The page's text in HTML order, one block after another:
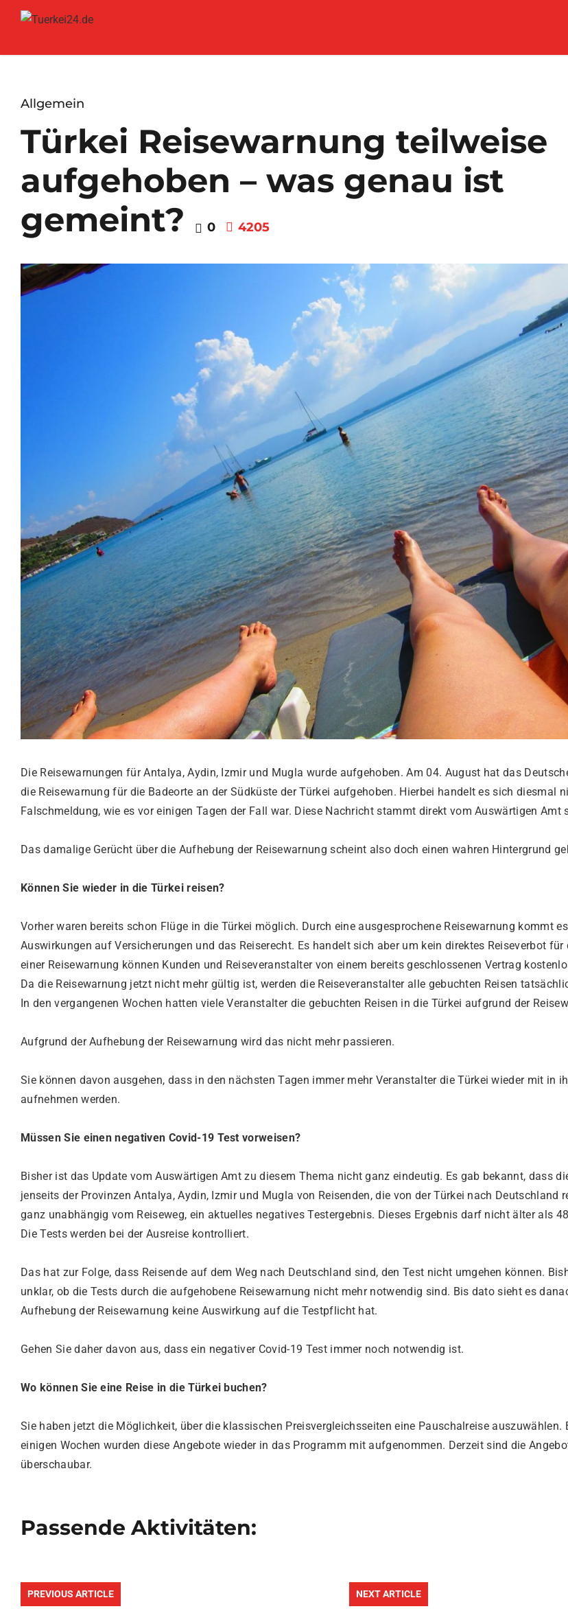
Allgemein
Türkei Reisewarnung teilweise
aufgehoben – was genau ist
gemeint?
0 4205
Die Reisewarnungen für Antalya, Aydin, Izmir und Mugla wurde aufgehoben. Am 04. August hat das
die Reisewarnung für die Badeorte an der Südküste der Türkei aufgehoben. Hierbei handelt es sich diesmal
Falschmeldung, wie es vor einigen Tagen der Fall war. Diese Nachricht stammt direkt vom Auswärtigen Amt
Das damalige Gerücht über die Aufhebung der Reisewarnung scheint also doch einen wahren Hintergrund
Können Sie wieder in die Türkei reisen?
Vorher waren bereits schon Flüge in die Türkei möglich. Durch eine ausgesprochene Reisewarnung kommt
Auswirkungen auf Versicherungen und das Reiserecht. Es handelt sich aber um kein direktes Reiseverbot für
einer Reisewarnung können Kunden und Reiseveranstalter von einem bereits geschlossenen Vertrag
Da die Reisewarnung jetzt nicht mehr gültig ist, werden die Reiseveranstalter alle gebuchten Reisen
In den vergangenen Wochen hatten viele Veranstalter die gebuchten Reisen in die Türkei aufgrund der
Aufgrund der Aufhebung der Reisewarnung wird das nicht mehr passieren.
Sie können davon ausgehen, dass in den nächsten Tagen immer mehr Veranstalter die Türkei wieder mit in
aufnehmen werden.
Müssen Sie einen negativen Covid-19 Test vorweisen?
Bisher ist das Update vom Auswärtigen Amt zu diesem Thema nicht ganz eindeutig. Es gab bekannt, dass
jenseits der Provinzen Antalya, Aydin, Izmir und Mugla von Reisenden, die von der Türkei nach Deutschland
ganz unabhängig vom Reiseweg, ein aktuelles negatives Testergebnis. Dieses Ergebnis darf nicht älter als
Die Tests werden bei der Ausreise kontrolliert.
Das hat zur Folge, dass Reisende auf dem Weg nach Deutschland sind, den Test nicht umgehen können.
unklar, ob die Tests durch die aufgehobene Reisewarnung nicht mehr notwendig sind. Bis dato sieht es
Aufhebung der Reisewarnung keine Auswirkung auf die Testpflicht hat.
Gehen Sie daher davon aus, dass ein negativer Covid-19 Test immer noch notwendig ist.
Wo können Sie eine Reise in die Türkei buchen?
Sie haben jetzt die Möglichkeit, über die klassischen Preisvergleichsseiten eine Pauschalreise auszuwählen.
einigen Wochen wurden diese Angebote wieder in das Programm mit aufgenommen. Derzeit sind die
überschaubar.
Passende Aktivitäten:
PREVIOUS ARTICLE NEXT ARTICLE